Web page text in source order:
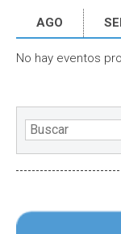
AGO
No hay eventos